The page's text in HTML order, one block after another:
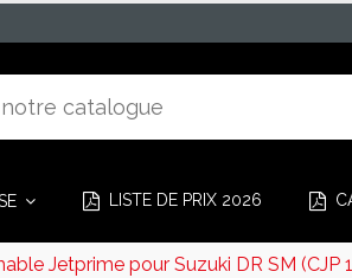
LISTE DE PRIX 2026
Jetprime pour Suzuki DR SM (CJP